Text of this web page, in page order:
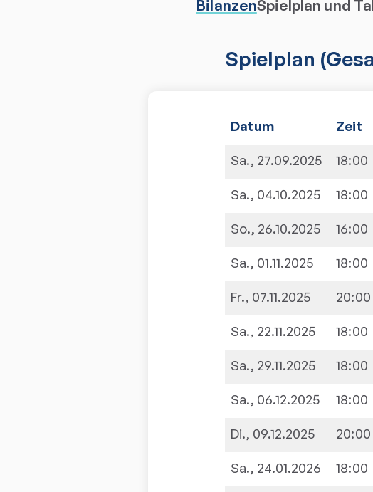
BilanzenSpielplan und
Spielplan (
Datum Zeit
Sa., 27.09.2025 18:00
Sa., 04.10.2025 18:00
So., 26.10.2025 16:00
Sa., 01.11.2025 18:00
Fr., 07.11.2025 20:00
Sa., 22.11.2025 18:00
Sa., 29.11.2025 18:00
Sa., 06.12.2025 18:00
Di., 09.12.2025 20:00
Sa., 24.01.2026 18:00